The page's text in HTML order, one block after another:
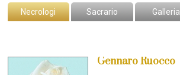
Necrologi Sacrario Galleria
Gennaro Ruocco